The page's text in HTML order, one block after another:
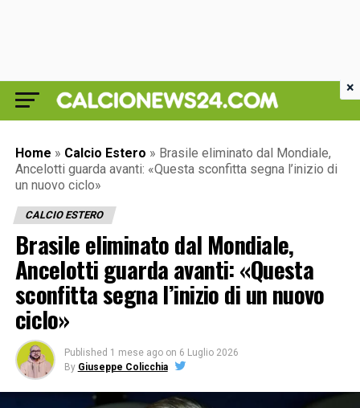
Home » Calcio Estero » Brasile eliminato dal Mondiale,
Ancelotti guarda avanti: «Questa sconfitta segna l’inizio di
un nuovo ciclo»
CALCIO ESTERO
Brasile eliminato dal Mondiale,
Ancelotti guarda avanti: «Questa
sconfitta segna l’inizio di un nuovo
ciclo»
Published 1 mese ago on 6 Luglio 2026
By Giuseppe Colicchia
×